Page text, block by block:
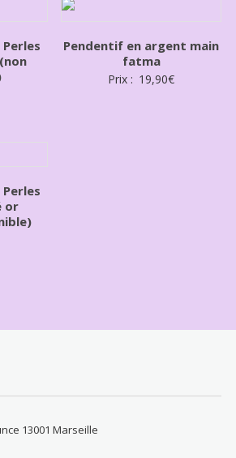
Pendentif en argent main
fatma
Prix : 19,90€
or
13001 Marseille